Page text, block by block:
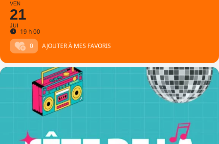
VEN
21
JUI
19 h 00
0
AJOUTER À MES FAVORIS